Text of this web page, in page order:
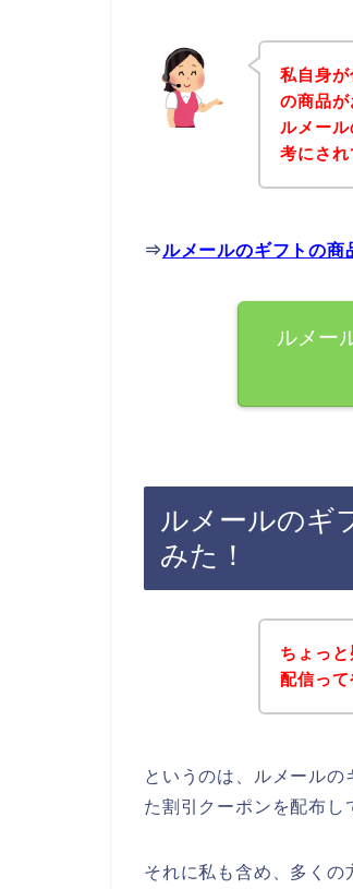
私自身
の商品
ルメー
考にさ
⇒ルメールのギフトの商
ルメー
ルメールのギ
みた！
ちょっ
配信って
というのは、ルメール
た割引クーポンを配布し
それに私も含め、多く